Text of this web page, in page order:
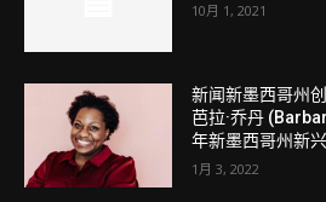
10月 1, 2021
新闻新墨西哥州
芭拉·乔丹
年新墨西哥州新
1月 3, 2022